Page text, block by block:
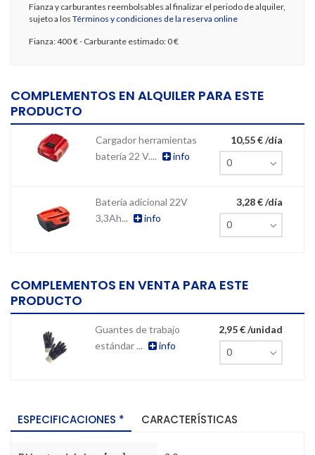
Fianza y carburantes reembolsables al finalizar el periodo de alquiler,
sujeto a los Términos y condiciones de la reserva online
Fianza:400 €- Carburante estimado: 0 €
COMPLEMENTOS EN ALQUILER PARA ESTE
PRODUCTO
Cargador herramientas
batería 22 V....
info
10,55 € /día
Batería adicional 22V
3,3Ah...
info
3,28 € /día
COMPLEMENTOS EN VENTA PARA ESTE
PRODUCTO
Guantes de trabajo
estándar ...
info
2,95 € /unidad
ESPECIFICACIONES * CARACTERÍSTICAS